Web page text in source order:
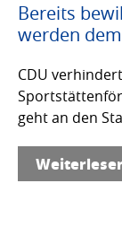
Bereits
werden
CDU
geht an den